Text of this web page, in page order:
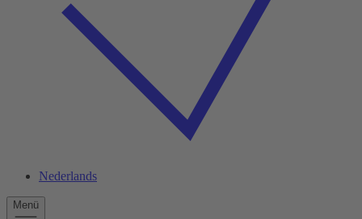
Nederlands
Menü